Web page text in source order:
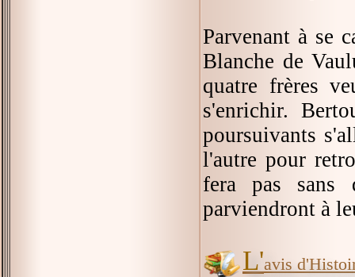
Parvenant à se
Blanche de
quatre frères
s'enrichir.
poursuivants
l'autre pour
fera pas sans
parviendront à
L'avis